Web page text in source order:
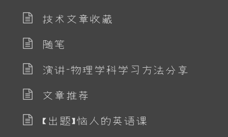
技术文章收藏
随笔
演讲-物理学科学习方法分享
文章推荐
【出题】恼人的英语课